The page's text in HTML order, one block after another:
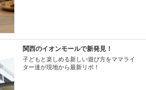
関西のイオンモールで新発見！
子どもと楽しめる新しい遊び方をママライ
ター達が現地から最新リポ！